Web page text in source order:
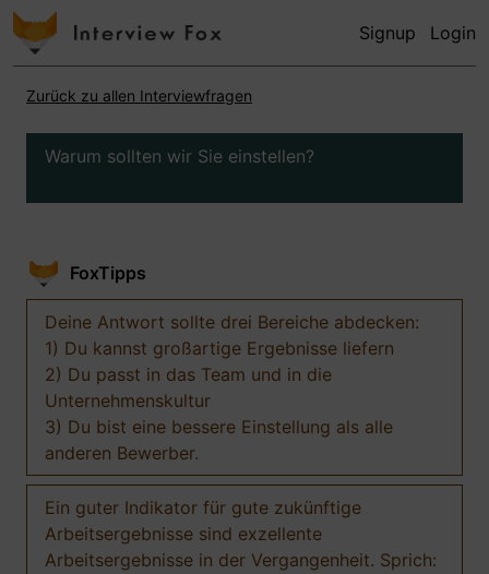
Signup Login
Zurück zu allen Interviewfragen
Warum sollten wir Sie einstellen?
FoxTipps
Deine Antwort sollte drei Bereiche abdecken:
1) Du kannst großartige Ergebnisse liefern
2) Du passt in das Team und in die
Unternehmenskultur
3) Du bist eine bessere Einstellung als alle
anderen Bewerber.
Ein guter Indikator für gute zukünftige
Arbeitsergebnisse sind exzellente
Arbeitsergebnisse in der Vergangenheit. Sprich: